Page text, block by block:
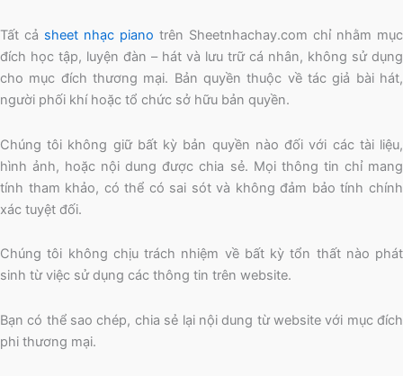
Tất cả sheet nhạc piano trên Sheetnhachay.com chỉ nhằm mục
đích học tập, luyện đàn – hát và lưu trữ cá nhân, không sử dụng
cho mục đích thương mại. Bản quyền thuộc về tác giả bài hát,
người phối khí hoặc tổ chức sở hữu bản quyền.
Chúng tôi không giữ bất kỳ bản quyền nào đối với các tài liệu,
hình ảnh, hoặc nội dung được chia sẻ. Mọi thông tin chỉ mang
tính tham khảo, có thể có sai sót và không đảm bảo tính chính
xác tuyệt đối.
Chúng tôi không chịu trách nhiệm về bất kỳ tổn thất nào phát
sinh từ việc sử dụng các thông tin trên website.
Bạn có thể sao chép, chia sẻ lại nội dung từ website với mục đích
phi thương mại.